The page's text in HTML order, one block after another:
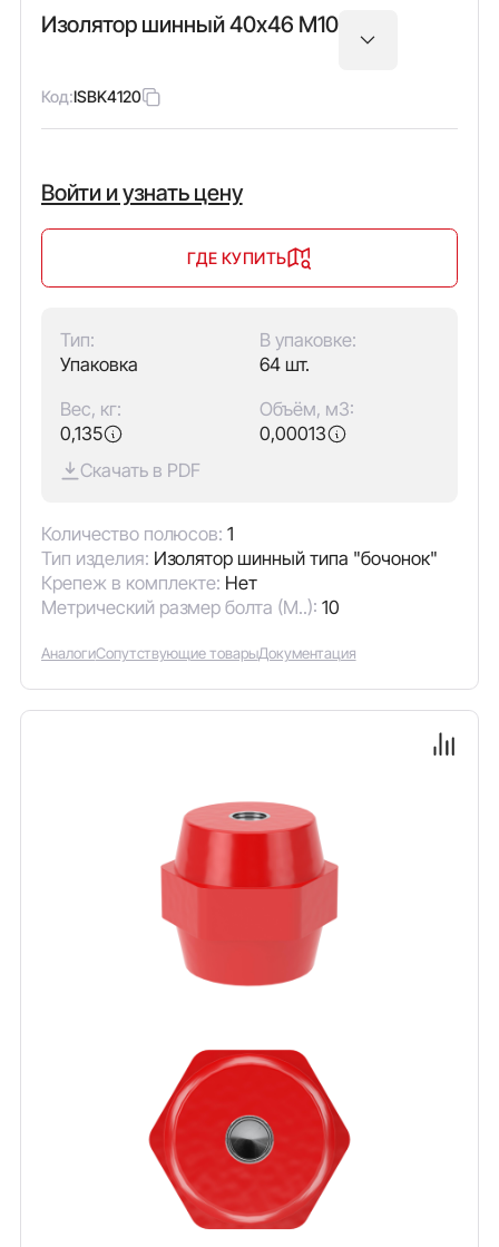
Изолятор шинный 40х46 М10
Код:ISBK4120
Войти и узнать цену
ГДЕ КУПИТЬ
Тип:
Упаковка
В упаковке:
64 шт.
Вес, кг:
0,135
Объём, м3:
0,00013
Скачать в PDF
Количество полюсов: 1
Тип изделия: Изолятор шинный типа "бочонок"
Крепеж в комплекте: Нет
Метрический размер болта (М..): 10
АналогиСопутствующие товарыДокументация